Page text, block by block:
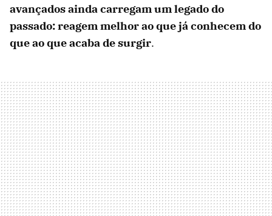
avançados ainda carregam um legado do
passado: reagem melhor ao que já conhecem do
que ao que acaba de surgir.